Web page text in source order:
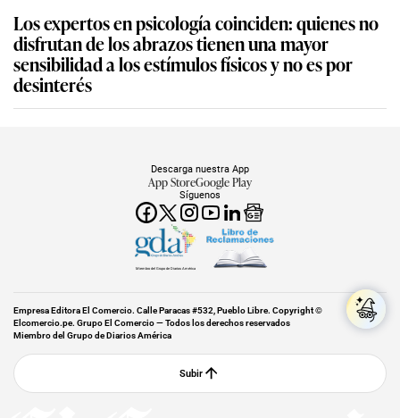
Los expertos en psicología coinciden: quienes no
disfrutan de los abrazos tienen una mayor
sensibilidad a los estímulos físicos y no es por
desinterés
Síguenos
Descarga nuestra App
App StoreGoogle Play
Miembro del Grupo de Diarios América
Empresa Editora El Comercio. Calle Paracas #532, Pueblo Libre. Copyright ©
Elcomercio.pe. Grupo El Comercio — Todos los derechos reservados
Miembro del Grupo de Diarios América
Subir